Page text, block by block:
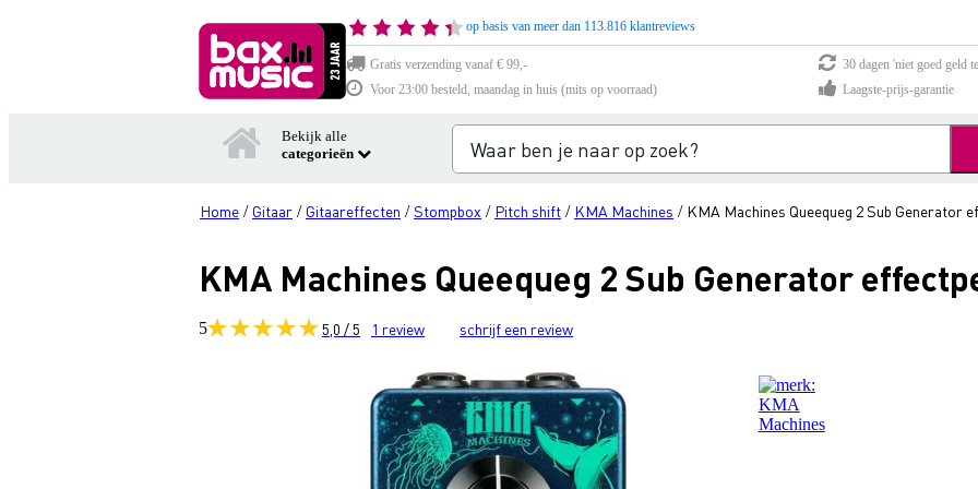
op basis van meer dan 113.816 klantreviews
Gratis verzending vanaf € 99,-
30 dagen 'niet goed geld
Voor 23:00 besteld, maandag in huis (mits op voorraad)
Laagste-prijs-garantie
Bekijk alle
categorieën
Home / Gitaar / Gitaareffecten /Stompbox / Pitch shift / KMA Machines / KMA Machines Queequeg 2 Sub Generator
KMA Machines Queequeg 2 Sub Generator
5 5,0 / 5 1 review schrijf een review